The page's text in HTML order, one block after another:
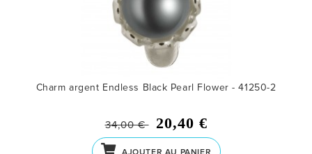
Charm argent Endless Black Pearl Flower - 41250-2
34,00 € 20,40 €